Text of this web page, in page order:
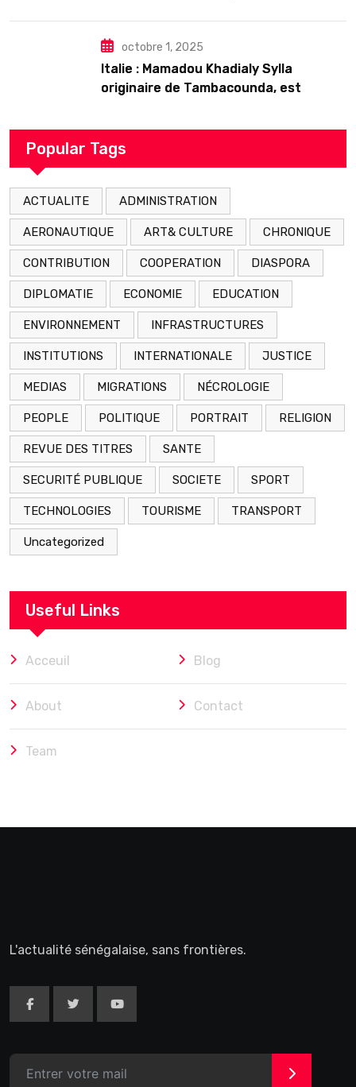
octobre 1, 2025
Italie : Mamadou Khadialy Sylla
originaire de Tambacounda, est
arrestation
Popular Tags
ACTUALITE ADMINISTRATION
AERONAUTIQUE ART& CULTURE CHRONIQUE
CONTRIBUTION COOPERATION DIASPORA
DIPLOMATIE ECONOMIE EDUCATION
ENVIRONNEMENT INFRASTRUCTURES
INSTITUTIONS INTERNATIONALE JUSTICE
MEDIAS MIGRATIONS NÉCROLOGIE
PEOPLE POLITIQUE PORTRAIT RELIGION
REVUE DES TITRES SANTE
SECURITÉ PUBLIQUE SOCIETE SPORT
TECHNOLOGIES TOURISME TRANSPORT
Uncategorized
Useful Links
Acceuil Blog
About Contact
Team
L'actualité sénégalaise, sans frontières.
>